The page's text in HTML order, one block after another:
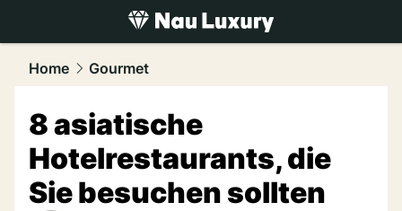
luxury.NAU.ch
Home Gourmet
8 asiatische
Hotelrestaurants, die
Sie besuchen sollten